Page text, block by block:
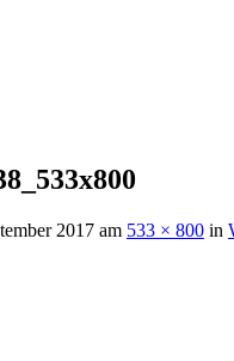
2017 am 533 × 800 in